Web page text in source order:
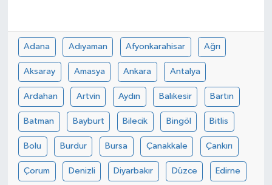
Adana Adıyaman Afyonkarahisar Ağrı
Aksaray Amasya Ankara Antalya
Ardahan Artvin Aydın Balıkesir Bartın
Batman Bayburt Bilecik Bingöl Bitlis
Bolu Burdur Bursa Çanakkale Çankırı
Çorum Denizli Diyarbakır Düzce Edirne